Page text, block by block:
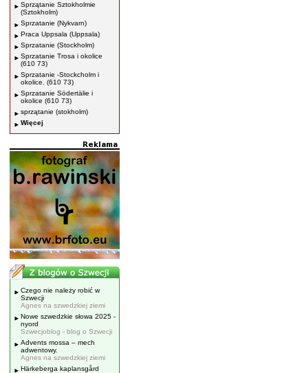
Sprzątanie Sztokholmie
(Sztokholm)
Sprzatanie (Nykvarn)
Praca Uppsala (Uppsala)
Sprzatanie (Stockholm)
Sprzatanie Trosa i okolice
(610 73)
Sprzatanie -Stockcholm i
okolice. (610 73)
Sprzatanie Södertälie i
okolice (610 73)
sprzątanie (stokholm)
Więcej
Czego nie należy robić w
Szwecji
Agnes na szwedzkiej ziemi
Nowe szwedzkie słowa 2025 -
nyord
Szwecjoblog - blog o Szwecji
Advents mossa – mech
adwentowy.
Agnes na szwedzkiej ziemi
Härkeberga kaplansgård